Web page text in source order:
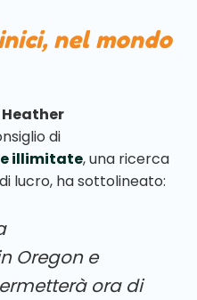
nel mondo
Heather
di
illimitate, una ricerca
lucro, ha sottolineato:
Oregon e
ora di